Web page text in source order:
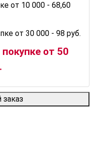
от 10 000 - 68,60
от 30 000 - 98 руб.
от 50